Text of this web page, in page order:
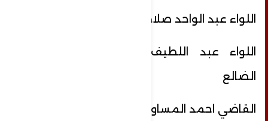
اللواء عبد الواحد صلاح محافظ إب
اللواء عبد اللطيف الشغدري محافظ
الضالع
القاضي احمد المساوى محافظ تعز